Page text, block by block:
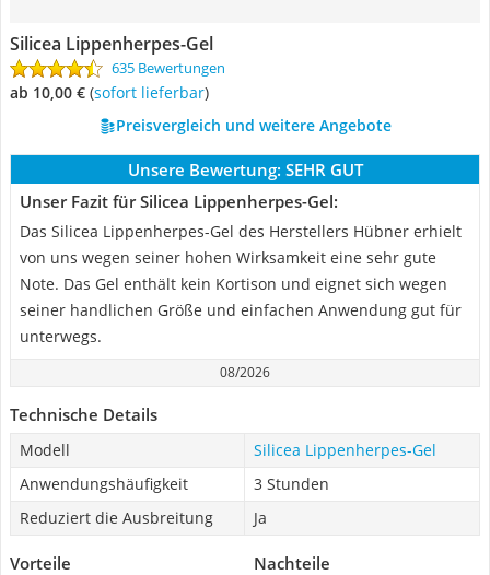
Silicea Lippenherpes-Gel
635 Bewertungen
ab 10,00 € ( Sofort lieferbar)
Preisvergleich und weitere Angebote
Unsere Bewertung: SEHR GUT
Unser Fazit für Silicea Lippenherpes-Gel:
Das Silicea Lippenherpes-Gel des Herstellers Hübner erhielt
von uns wegen seiner hohen Wirksamkeit eine sehr gute
Note. Das Gel enthält kein Kortison und eignet sich wegen
seiner handlichen Größe und einfachen Anwendung gut für
unterwegs.
08/2026
Technische Details
Modell
Silicea Lippenherpes-Gel
Anwendungshäufigkeit
3 Stunden
Reduziert die Ausbreitung
Ja
Vorteile Nachteile